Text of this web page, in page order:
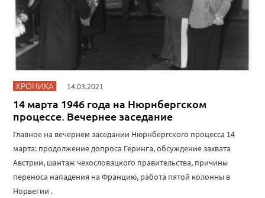
ХРОНИКА 14.03.2021
14 марта 1946 года на Нюрнбергском
процессе. Вечернее заседание
Главное на вечернем заседании Нюрнбергского процесса 14
марта: продолжение допроса Геринга, обсуждение захвата
Австрии, шантаж чехословацкого правительства, причины
переноса нападения на Францию, работа пятой колонны в
Норвегии .